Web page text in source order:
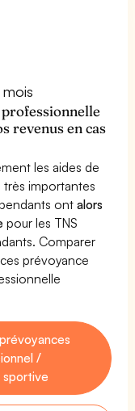
revenus en cas
les aides de
très importantes
ontalors
pour les TNS
Comparer
prévoyance
/
sportive